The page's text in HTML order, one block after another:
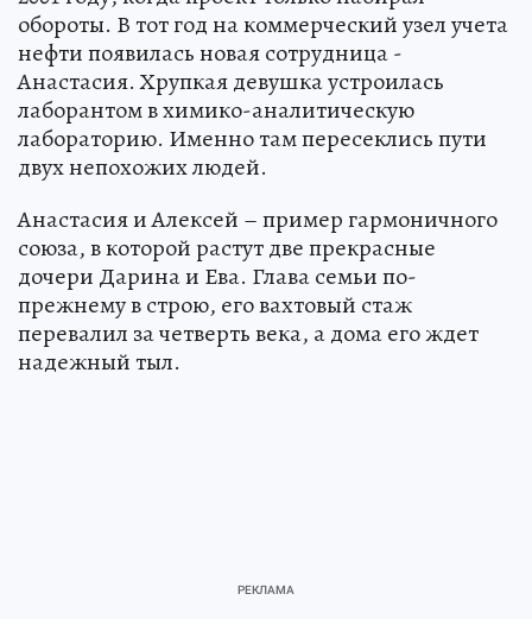
обороты. В тот год на коммерческий узел учета
нефти появилась новая сотрудница -
Анастасия. Хрупкая девушка устроилась
лаборантом в химико-аналитическую
лабораторию. Именно там пересеклись пути
двух непохожих людей.
Анастасия и Алексей – пример гармоничного
союза, в которой растут две прекрасные
дочери Дарина и Ева. Глава семьи по-
прежнему в строю, его вахтовый стаж
перевалил за четверть века, а дома его ждет
надежный тыл.